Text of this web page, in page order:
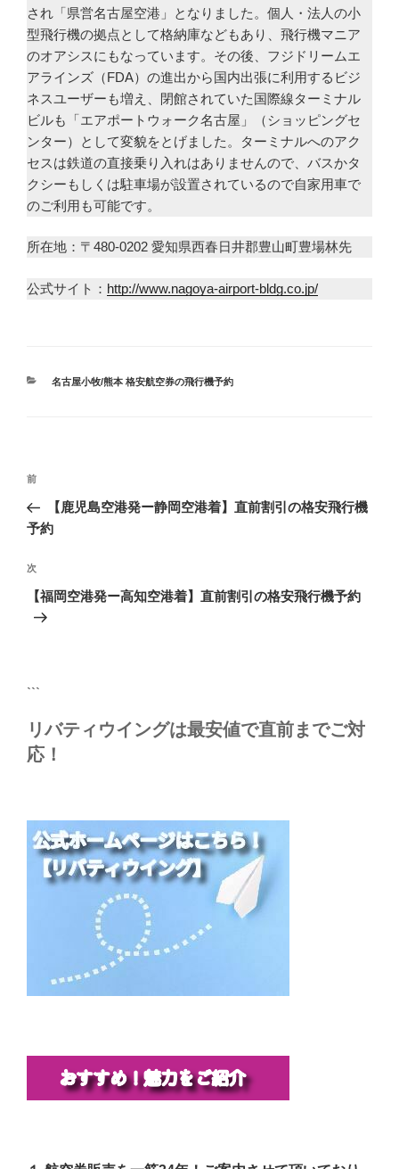
され「県営名古屋空港」となりました。個人・法人の小
型飛行機の拠点として格納庫などもあり、飛行機マニア
のオアシスにもなっています。その後、フジドリームエ
アラインズ（FDA）の進出から国内出張に利用するビジ
ネスユーザーも増え、閉館されていた国際線ターミナル
ビルも「エアポートウォーク名古屋」（ショッピングセ
ンター）として変貌をとげました。ターミナルへのアク
セスは鉄道の直接乗り入れはありませんので、バスかタ
クシーもしくは駐車場が設置されているので自家用車で
のご利用も可能です。
所在地：〒480-0202 愛知県西春日井郡豊山町豊場林先
公式サイト： http://www.nagoya-airport-bldg.co.jp/
カ
名古屋小牧/熊本 格安航空券の飛行機予約
投
ナ
ゲ
ー
シ
前
の
投
前
【鹿児島空港発ー静岡空港着】直前割引の格安飛行機
予約
次
の
次
【福岡空港発ー高知空港着】直前割引の格安飛行機予約
```
リバティウイングは最安値で直前までご対
応！